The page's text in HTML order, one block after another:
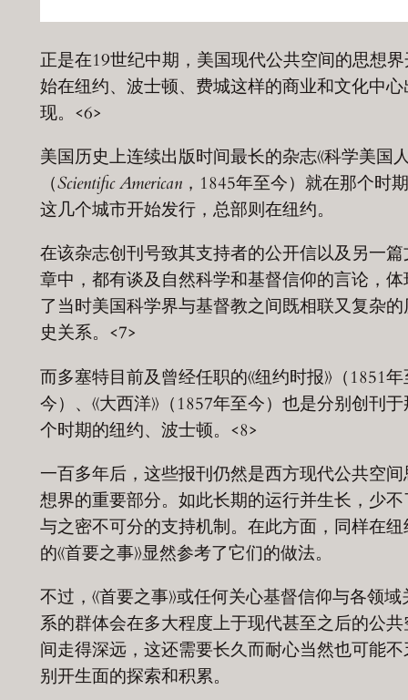
正是在19世纪中期，美国现代公共空间的思想
始在纽约、波士顿、费城这样的商业和文化中心
现。<6>
美国历史上连续出版时间最长的杂志《科学美国人
（Scientific American，1845年至今）就在那个时
这几个城市开始发行，总部则在纽约。
在该杂志创刊号致其支持者的公开信以及另一篇
章中，都有谈及自然科学和基督信仰的言论，体
了当时美国科学界与基督教之间既相联又复杂的
史关系。<7>
而多塞特目前及曾经任职的《纽约时报》（1851
今）、《大西洋》（1857年至今）也是分别创刊
个时期的纽约、波士顿。<8>
一百多年后，这些报刊仍然是西方现代公共空间
想界的重要部分。如此长期的运行并生长，少不
与之密不可分的支持机制。在此方面，同样在纽
的《首要之事》显然参考了它们的做法。
不过，《首要之事》或任何关心基督信仰与各领域
系的群体会在多大程度上于现代甚至之后的公共
间走得深远，这还需要长久而耐心当然也可能不
别开生面的探索和积累。